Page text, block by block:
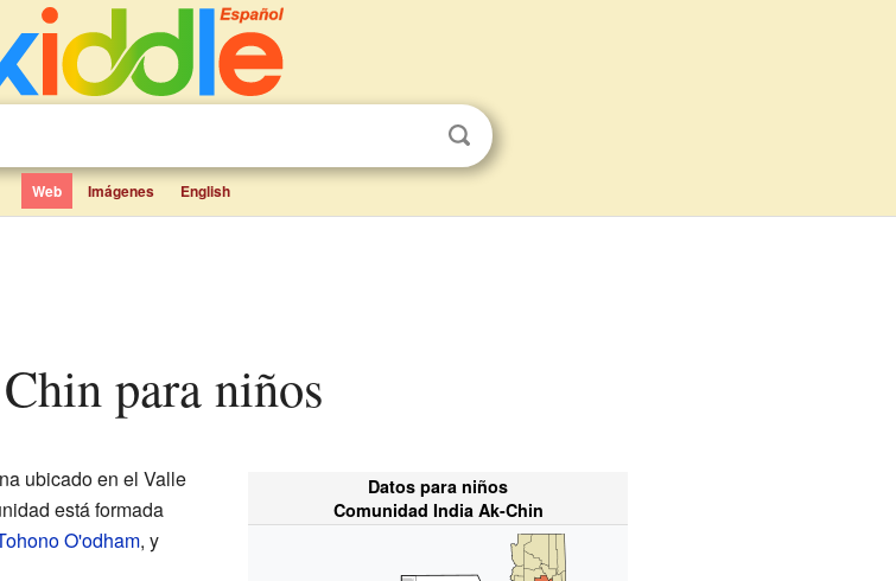
Web Imágenes English
para niños
Datos para niños
Comunidad India Ak-Chin
ubicado en el Valle
está formada
O'odham, y